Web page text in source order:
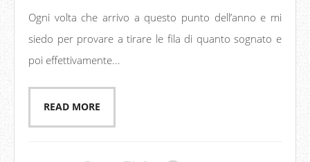
Ogni volta che arrivo a questo punto dell’anno e mi
siedo per provare a tirare le fila di quanto sognato e
poi effettivamente...
READ MORE